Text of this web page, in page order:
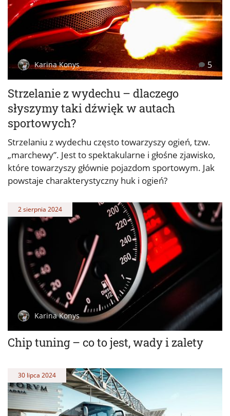
Strzelanie z wydechu – dlaczego
słyszymy taki dźwięk w autach
sportowych?
Karina Konys 5
Strzelaniu z wydechu często towarzyszy ogień, tzw.
„marchewy”. Jest to spektakularne i głośne zjawisko,
które towarzyszy głównie pojazdom sportowym. Jak
powstaje charakterystyczny huk i ogień?
Chip tuning – co to jest, wady i zalety
2 sierpnia 2024
Karina Konys
30 lipca 2024